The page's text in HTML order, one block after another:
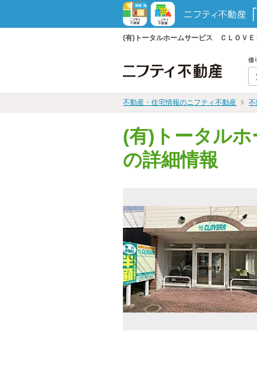
(有)トータルホームサービス ＣＬＯＶＥ
借
不動産・住宅情報のニフティ不動産 不
(有)トータル
の詳細情報